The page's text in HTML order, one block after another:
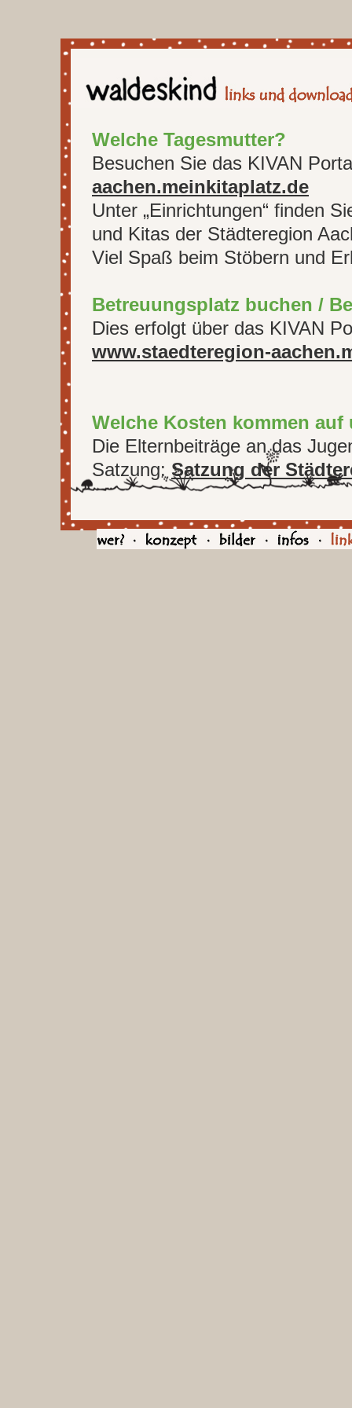
Welche Tagesmutter?
Besuchen Sie das KIVAN
aachen.meinkitaplatz.de
Unter „Einrichtungen“ finden
und Kitas der Städteregion
Viel Spaß beim Stöbern und
Betreuungsplatz buchen /
Dies erfolgt über das KIVAN
www.staedteregion-
Welche Kosten kommen auf
Die Elternbeiträge an das
Satzung: Satzung der